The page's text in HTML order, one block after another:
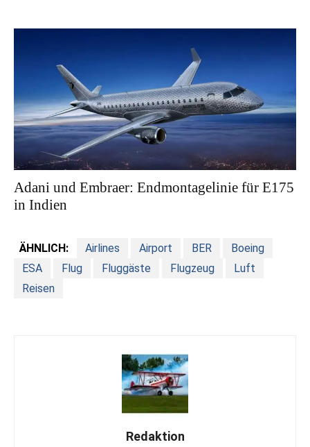
Adani und Embraer: Endmontagelinie für E175
in Indien
ÄHNLICH: Airlines Airport BER
Boeing
ESA
Flug Fluggäste Flugzeug
Luft
Reisen
Redaktion